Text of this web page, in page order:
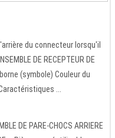
l'arrière du connecteur lorsqu'il
DE RECEPTEUR DE
borne (symbole) Couleur du
...
DE PARE-CHOCS ARRIERE